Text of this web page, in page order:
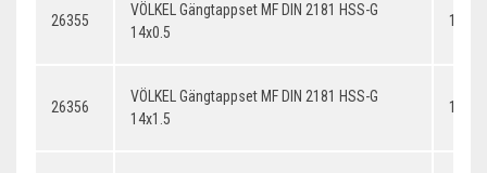
26355
VÖLKEL Gängtappset MF DIN 2181 HSS-G
14x0.5
26356
VÖLKEL Gängtappset MF DIN 2181 HSS-G
14x1.5